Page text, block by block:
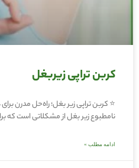
کربن تراپی زیربغل
⭐ کربن تراپی زیر بغل؛ راه‌حل مدرن
نامطبوع زیر بغل از مشکلاتی است که
ادامه مطلب »